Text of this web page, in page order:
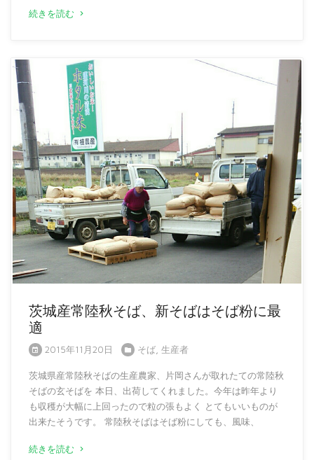
続きを読む
茨城産常陸秋そば、新そばはそば粉に最
適
2015年11月20日 そば 生産者
茨城県産常陸秋そばの生産農家、片岡さんが取れたての常陸秋
そばの玄そばを 本日、出荷してくれました。今年は昨年より
も収穫が大幅に上回ったので粒の張もよく とてもいいものが
出来たそうです。 常陸秋そばはそば粉にしても、風味、
続きを読む